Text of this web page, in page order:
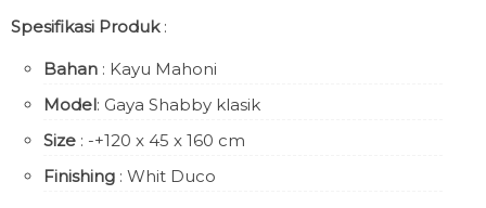
Spesifikasi Produk:
Bahan : Kayu Mahoni
Model: Gaya Shabby klasik
Size : -+120 x 45 x 160 cm
Finishing : Whit Duco